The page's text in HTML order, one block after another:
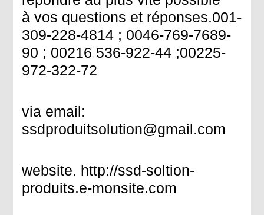
à vos questions et réponses.001-
309-228-4814 ; 0046-769-7689-
90 ; 00216 536-922-44 ;00225-
972-322-72
via email:
ssdproduitsolution@gmail.com
website. http://ssd-soltion-
produits.e-monsite.com